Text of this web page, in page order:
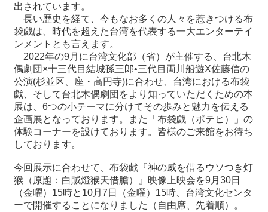
込
過
去
事
台
湾
の
本
関
連
出されています。
長い歴史を経て、今もなお多くの人々を惹きつける布
袋戯は、時代を超えた台湾を代表する一大エンターテイ
ンメントとも言えます。
2022年の9月に台湾文化部（省）が主催する、台北木
偶劇団×十三代目結城孫三郎•三代目両川船遊X佐藤信の
公演(杉並区、座・高円寺)に合わせ、台湾における布袋
戯、そして台北木偶劇団をより知っていただくための本
展は、6つの小テーマに分けてその歩みと魅力を伝える
企画展となっております。また「布袋戯（ポテヒ）」の
体験コーナーを設けております。皆様のご来館をお待ち
しております。
今回展示に合わせて、布袋戯『神の威を借るウソつき灯
猴（原題：白賊燈猴天借膽）』映像上映会を9月30日
（金曜）15時と10月7日（金曜）15時、台湾文化センタ
ーで開催することになりました（自由席、先着順）。